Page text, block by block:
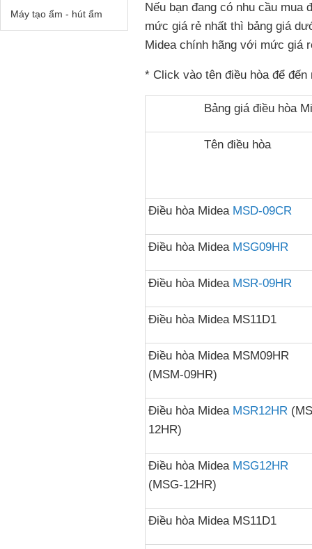
Máy tạo ẩm - hút ẩm
Nếu bạn đang có nhu cầu mua
mức giá rẻ nhất thì bảng giá
Midea chính hãng với mức giá
* Click vào tên điều hòa để đến
Bảng giá điều hòa
Tên điều hòa
Điều hòa Midea MSD-09CR
Điều hòa Midea MSG09HR
Điều hòa Midea MSR-09HR
Điều hòa Midea MS11D1
Điều hòa Midea MSM09HR
(MSM-09HR)
Điều hòa Midea MSR12HR
12HR)
Điều hòa Midea MSG12HR
(MSG-12HR)
Điều hòa Midea MS11D1